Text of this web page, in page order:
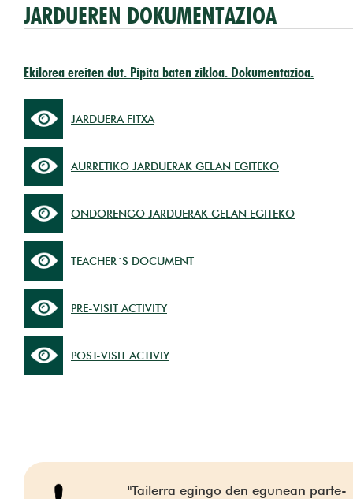
JARDUEREN DOKUMENTAZIOA
Ekilorea ereiten dut. Pipita baten zikloa. Dokumentazioa.
JARDUERA FITXA
AURRETIKO JARDUERAK GELAN EGITEKO
ONDORENGO JARDUERAK GELAN EGITEKO
TEACHER´S DOCUMENT
PRE-VISIT ACTIVITY
POST-VISIT ACTIVIY
"Tailerra egingo den egunean parte-